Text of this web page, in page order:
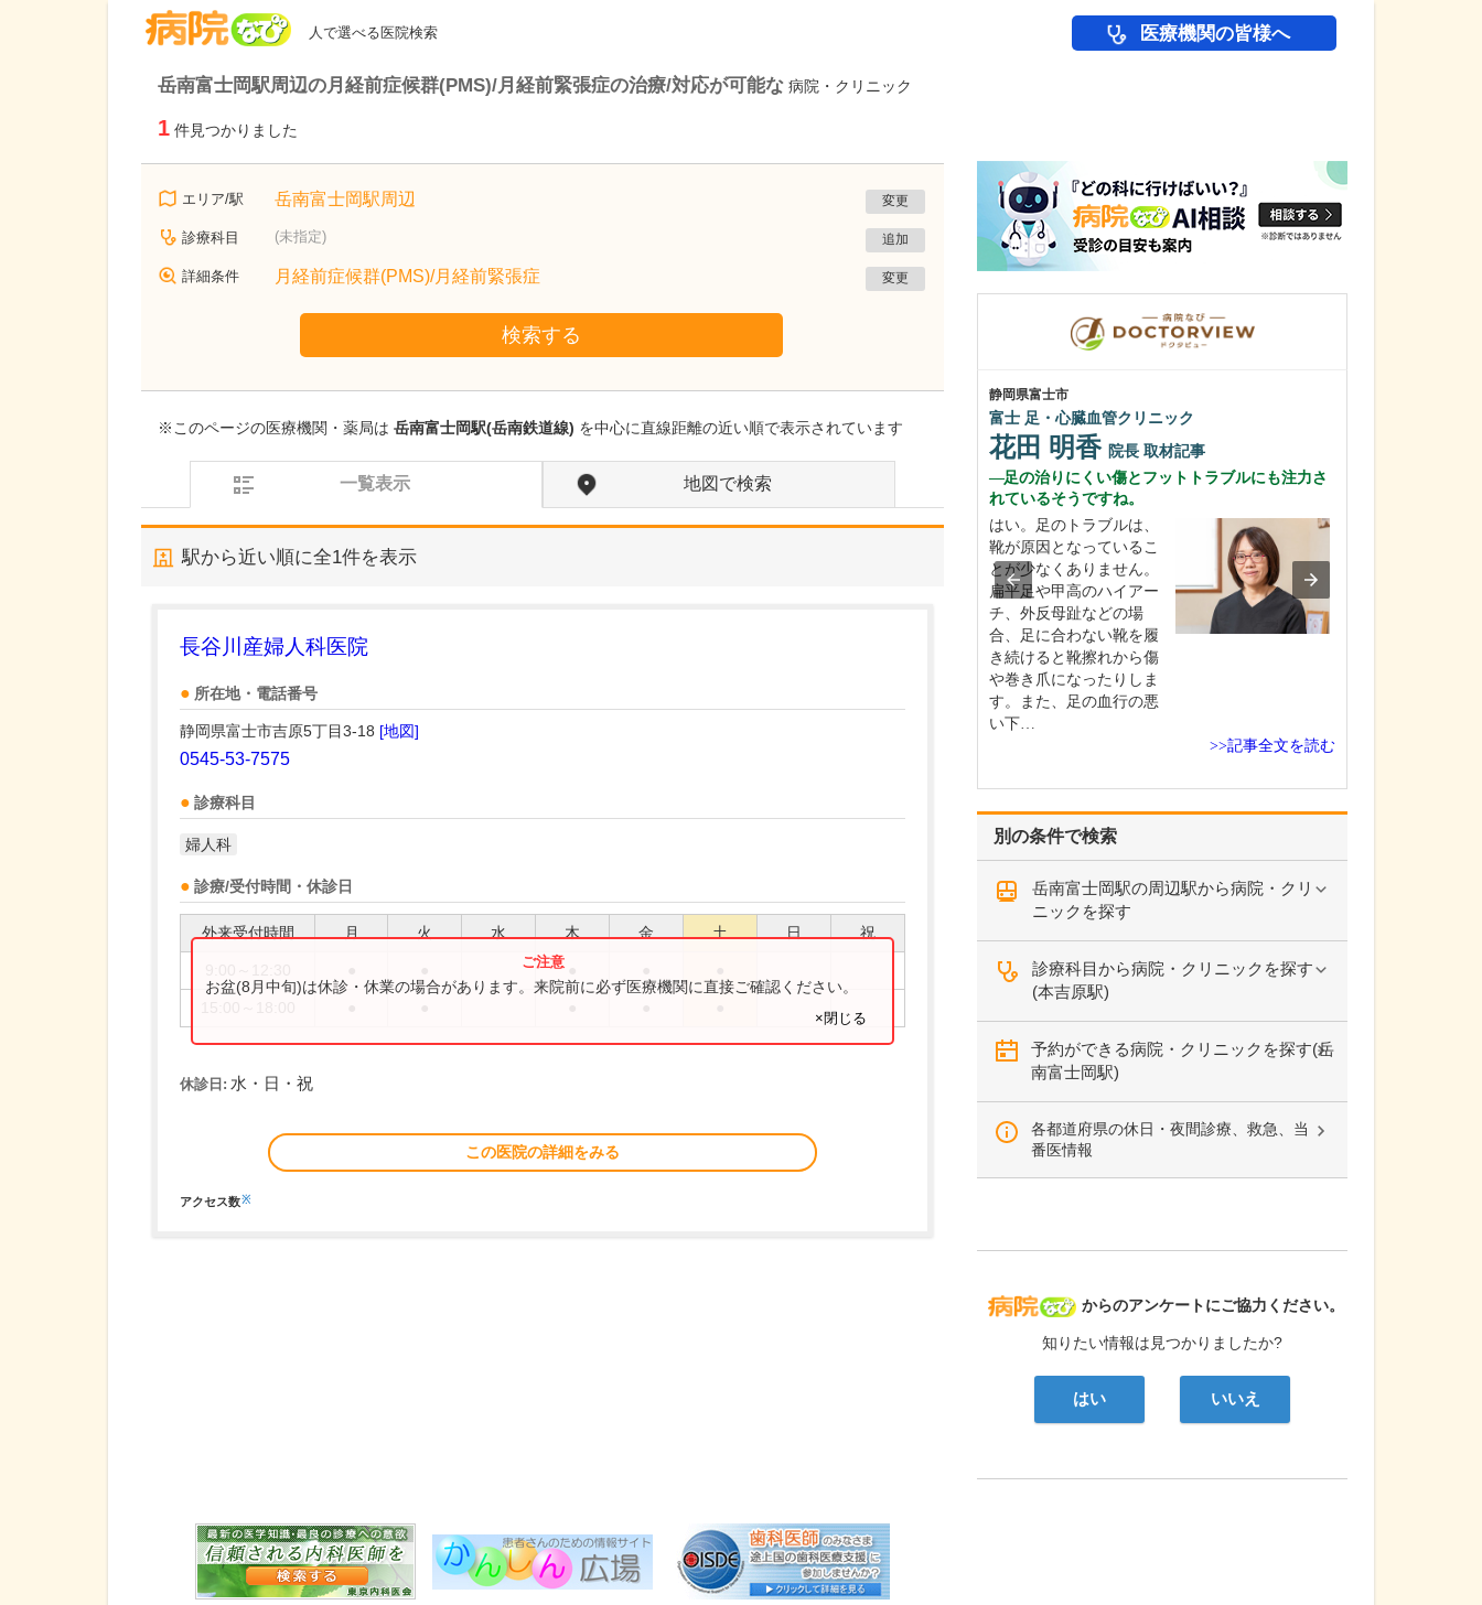
人で選べる医院検索 医療機関の皆様へ
岳南富士岡駅周辺の月経前症候群(PMS)/月経前緊張症の治療/対応が可能な 病院・クリニック
1 件見つかりました
エリア/駅 岳南富士岡駅周辺 変更
診療科目 (未指定) 追加
詳細条件 月経前症候群(PMS)/月経前緊張症 変更
検索する
※このページの医療機関・薬局は 岳南富士岡駅(岳南鉄道線) を中心に直線距離の近い順で表示されています
一覧表示 地図で検索
駅から近い順に全1件を表示
長谷川産婦人科医院
所在地・電話番号
静岡県富士市吉原5丁目3-18 [地図]
0545-53-7575
診療科目
婦人科
診療/受付時間・休診日
外来受付時間 月 火 水 木 金 土 日 祝
お盆(8月中旬)は休診・休業の場合があります。来院前に必ず医療機関に直接ご確認ください。
×閉じる
休診日: 水・日・祝
この医院の詳細をみる
アクセス数※
別の条件で検索
岳南富士岡駅の周辺駅から病院・クリ
ニックを探す
診療科目から病院・クリニックを探す
(本吉原駅)
予約ができる病院・クリニックを探す(岳
南富士岡駅)
各都道府県の休日・夜間診療、救急、当
番医情報
病院なび
からのアンケートにご協力ください。
知りたい情報は見つかりましたか?
はい いいえ
静岡県富士市
富士 足・心臓血管クリニック
花田 明香 院長 取材記事
足の治りにくい傷とフットトラブルにも注力さ
れているそうですね。
はい。足のトラブルは、
靴が原因となっているこ
とが少なくありません。
扁平足や甲高のハイアー
チ、外反母趾などの場
合、足に合わない靴を履
き続けると靴擦れから傷
や巻き爪になったりしま
す。また、足の血行の悪
い下…
>>記事全文を読む
東京都武蔵野市
三鷹通り中町クリニック
診療に際して、どのような点に力を入れていら
予防医療と心血管疾患の